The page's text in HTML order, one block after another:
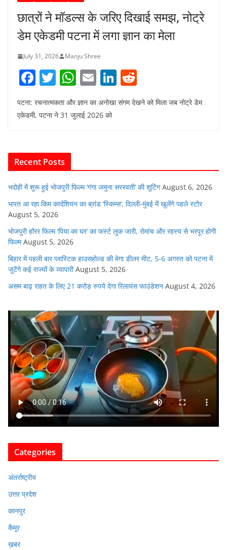
छात्रों ने मॉडल्स के जरिए दिखाई समझ, नोट्रे
डेम एकेडमी पटना में लगा ज्ञान का मेला
July 31, 2026 Manju Shree
F
c
o
o
k
T
itt
W
at
p
E
m
ai
Li
n
k
e
d
पटना: रचनात्मकता और ज्ञान का अनोखा संगम देखने को मिला जब नोट्रे डेम
एकेडमी, पटना ने 31 जुलाई 2026 को
Recent Posts
भदोही में शुरू हुई भोजपुरी फिल्म ‘गंगा जमुना सरस्वती’ की शूटिंग August 6, 2026
भारत आ रहा किम कार्दशियन का ब्रांड ‘स्किम्स’, दिल्ली-मुंबई में खुलेंगे पहले स्टोर
August 5, 2026
भोजपुरी हॉरर फिल्म ‘पिया का घर’ का फर्स्ट लुक जारी, रोमांच और रहस्य से भरपूर होगी
फिल्म August 5, 2026
बिहार में पहली बार प्लास्टिक हाउसहोल्ड की मेगा डीलर मीट, 5-6 अगस्त को पटना में
जुटेंगे कई राज्यों के व्यापारी August 5, 2026
असम बाढ़ राहत के लिए 21 करोड़ रुपये देगा रिलायंस फाउंडेशन August 4, 2026
Categories
अंतर्राष्ट्रीय
उत्तर प्रदेश
कानपुर
कैमूर
ख़बर